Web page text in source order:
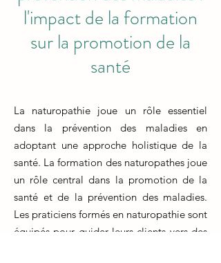
l'impact de la formation
sur la promotion de la
santé
La naturopathie joue un rôle essentiel
dans la prévention des maladies en
adoptant une approche holistique de la
santé. La formation des naturopathes joue
un rôle central dans la promotion de la
santé et de la prévention des maladies.
Les praticiens formés en naturopathie sont
équipés pour guider leurs clients vers des